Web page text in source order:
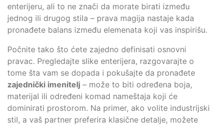
enterijeru, ali to ne znači da morate birati između
jednog ili drugog stila – prava magija nastaje kada
pronađete balans između elemenata koji vas inspirišu.
Počnite tako što ćete zajedno definisati osnovni
pravac. Pregledajte slike enterijera, razgovarajte o
tome šta vam se dopada i pokušajte da pronađete
zajednički imenitelj – može to biti određena boja,
materijal ili određeni komad nameštaja koji će
dominirati prostorom. Na primer, ako volite industrijski
stil, a vaš partner preferira klasične detalje, možete